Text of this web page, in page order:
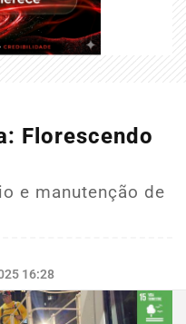
Florescendo
e manutenção de
16:28